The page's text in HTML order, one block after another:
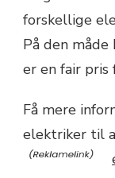
forskellige
På den
er en fair pris
Få mere
elektriker til